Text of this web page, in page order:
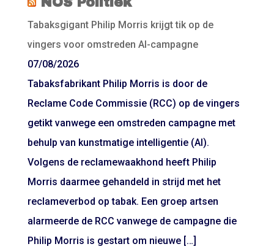
Tabaksgigant Philip Morris krijgt tik op de
vingers voor omstreden AI-campagne
07/08/2026
Tabaksfabrikant Philip Morris is door de
Reclame Code Commissie (RCC) op de vingers
getikt vanwege een omstreden campagne met
behulp van kunstmatige intelligentie (AI).
Volgens de reclamewaakhond heeft Philip
Morris daarmee gehandeld in strijd met het
reclameverbod op tabak. Een groep artsen
alarmeerde de RCC vanwege de campagne die
Philip Morris is gestart om nieuwe […]